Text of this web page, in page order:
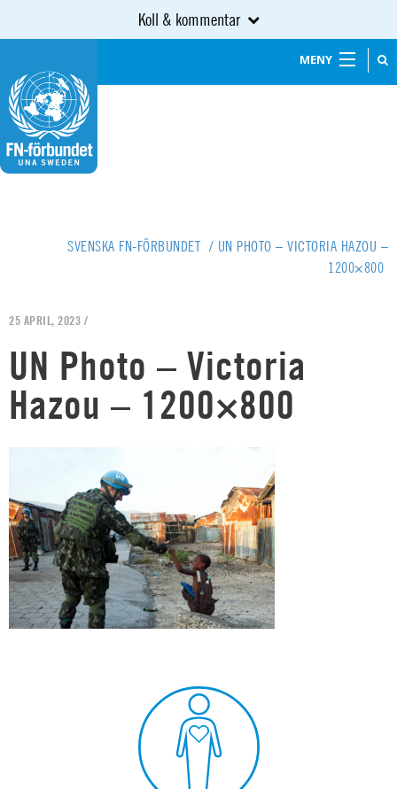
Koll & kommentar
MENY
SVENSKA FN-FÖRBUNDET / UN PHOTO – VICTORIA HAZOU –
1200×800
25 APRIL, 2023 /
UN Photo – Victoria
Hazou – 1200×800